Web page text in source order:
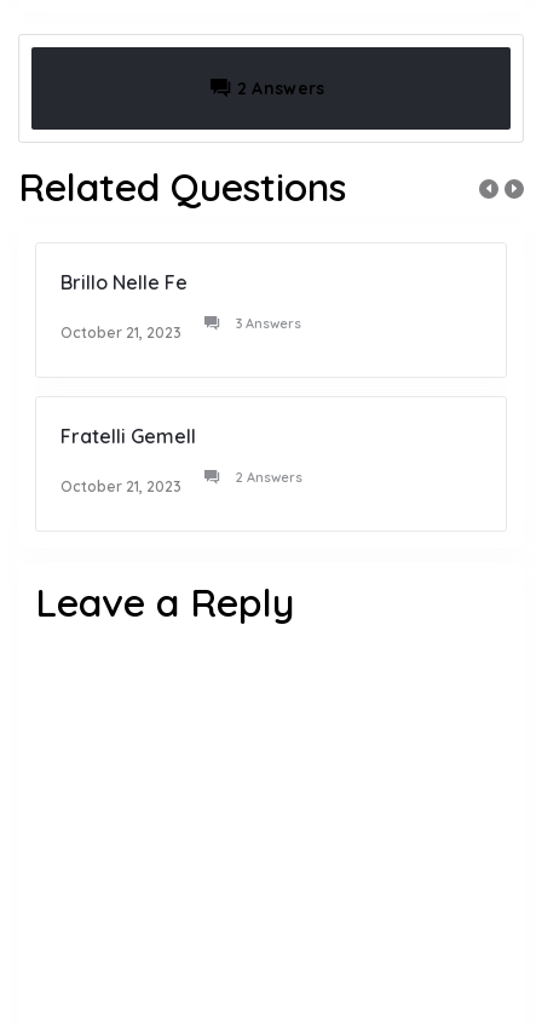
2 Answers
Related Questions
Brillo Nelle Fe
October 21, 2023 3 Answers
Fratelli Gemell
October 21, 2023 2 Answers
Leave a Reply